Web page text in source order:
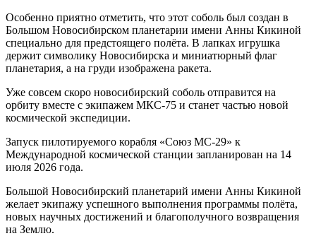
Особенно приятно отметить, что этот соболь был создан в
Большом Новосибирском планетарии имени Анны Кикиной
специально для предстоящего полёта. В лапках игрушка
держит символику Новосибирска и миниатюрный флаг
планетария, а на груди изображена ракета.
Уже совсем скоро новосибирский соболь отправится на
орбиту вместе с экипажем МКС-75 и станет частью новой
космической экспедиции.
Запуск пилотируемого корабля «Союз МС-29» к
Международной космической станции запланирован на 14
июля 2026 года.
Большой Новосибирский планетарий имени Анны Кикиной
желает экипажу успешного выполнения программы полёта,
новых научных достижений и благополучного возвращения
на Землю.